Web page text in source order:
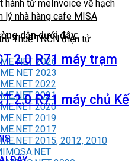
lý nhà hàng cafe MISA
Thuế TNCN điện tử
NET 2026
NET 2023
2022
2021
2020
2019
2017
2015, 2012, 2010
hành từ meInvoice về hạch
dẫn dưới đây:
2.0 R71 máy trạm
2.0 R71 máy chủ Kế